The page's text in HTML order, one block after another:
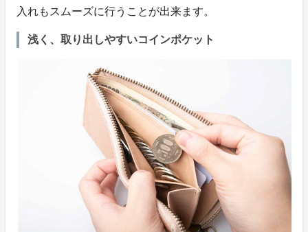
入れもスムーズに行うことが出来ます。
浅く、取り出しやすいコインポケット